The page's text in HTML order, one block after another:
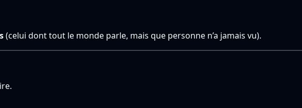
(celui dont tout le monde parle, mais que personne n’a jamais vu).